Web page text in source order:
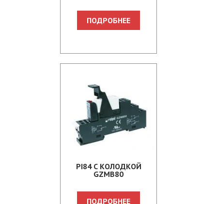
ПОДРОБНЕЕ
PI84 С КОЛОДКОЙ
GZMB80
ПОДРОБНЕЕ